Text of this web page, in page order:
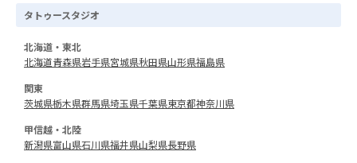
タトゥースタジオ
北海道・東北
北海道青森県岩手県宮城県秋田県山形県福島県
関東
茨城県栃木県群馬県埼玉県千葉県東京都神奈川県
甲信越・北陸
新潟県富山県石川県福井県山梨県長野県